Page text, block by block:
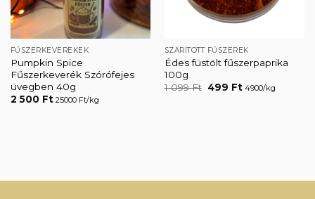
FŰSZERKEVERÉKEK
Pumpkin Spice
Fűszerkeverék Szórófejes
üvegben 40g
2 500 Ft25000 Ft/kg
SZÁRÍTOTT FŰSZEREK
Édes füstölt fűszerpaprika
100g
1 099Ft Original
499 FtCurrent
4900/kg